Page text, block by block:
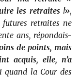
les retraites !»,
futures retraites ne
ans, répondais-
de points, mais
acquis, elle, n’a
quand la Cour des